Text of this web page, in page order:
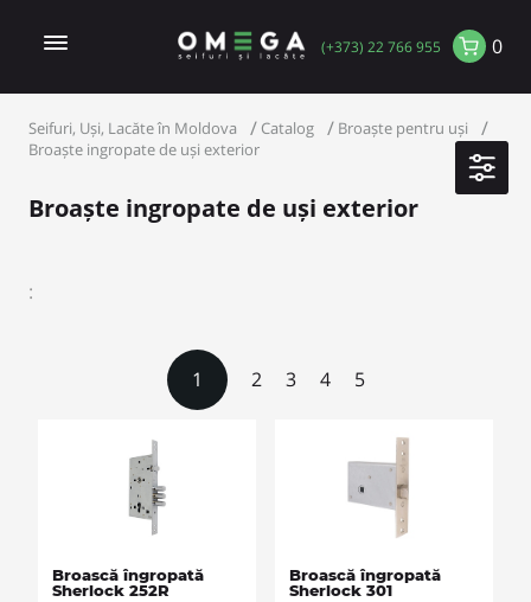
(+373) 22 766 955 0
Seifuri, Uși, Lacăte în Moldova Catalog
Broaște pentru uși
Broaște ingropate de uși exterior
Broaște ingropate de uși exterior
:
1 2 3 4 5
Broască îngropată
Sherlock 252R
Broască îngropată
Sherlock 301